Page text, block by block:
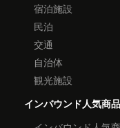
宿泊施設
民泊
交通
自治体
観光施設
インバウンド人気商